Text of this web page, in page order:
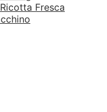
Ricotta Fresca